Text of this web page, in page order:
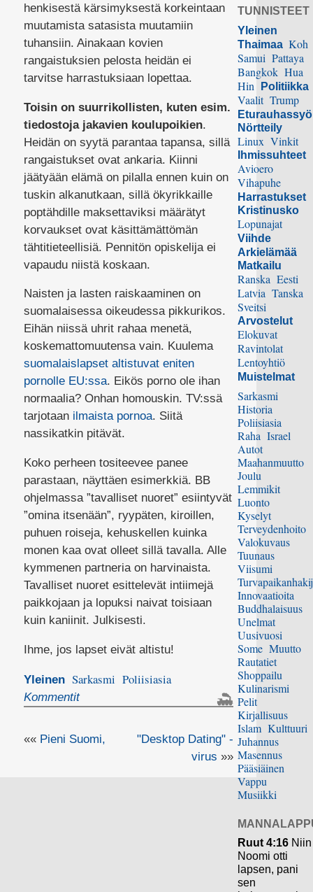
henkisestä kärsimyksestä korkeintaan
muutamista satasista muutamiin
tuhansiin. Ainakaan kovien
rangaistuksien pelosta heidän ei
tarvitse harrastuksiaan lopettaa.
Toisin on suurrikollisten, kuten esim.
tiedostoja jakavien koulupoikien.
Heidän on syytä parantaa tapansa, sillä
rangaistukset ovat ankaria. Kiinni
jäätyään elämä on pilalla ennen kuin on
tuskin alkanutkaan, sillä ökyrikkaille
poptähdille maksettaviksi määrätyt
korvaukset ovat käsittämättömän
tähtitieteellisiä. Pennitön opiskelija ei
vapaudu niistä koskaan.
Naisten ja lasten raiskaaminen on
suomalaisessa oikeudessa pikkurikos.
Eihän niissä uhrit rahaa menetä,
koskemattomuutensa vain. Kuulema
suomalaislapset altistuvat eniten
pornolle EU:ssa. Eikös porno ole ihan
normaalia? Onhan homouskin. TV:ssä
tarjotaan ilmaista pornoa. Siitä
nassikatkin pitävät.
Koko perheen tositeevee panee
parastaan, näyttäen esimerkkiä. BB
ohjelmassa ”tavalliset nuoret” esiintyvät
”omina itsenään”, ryypäten, kiroillen,
puhuen roiseja, kehuskellen kuinka
monen kaa ovat olleet sillä tavalla. Alle
kymmenen partneria on harvinaista.
Tavalliset nuoret esittelevät intiimejä
paikkojaan ja lopuksi naivat toisiaan
kuin kaniinit. Julkisesti.
Ihme, jos lapset eivät altistu!
Yleinen Sarkasmi Poliisiasia
Kommentit
«« Pieni Suomi,
"Desktop Dating" -
virus »»
TUNNISTEET
Yleinen
Thaimaa Koh
Samui Pattaya
Bangkok Hua
Hin
Politiikka
Vaalit Trump
Nörtteily
Linux Vinkit
Ihmissuhteet
Avioero
Vihapuhe
Harrastukset
Kristinusko
Lopunajat
Viihde
Arkielämää
Matkailu
Ranska Eesti
Latvia Tanska
Sveitsi
Arvostelut
Elokuvat
Ravintolat
Lentoyhtiö
Muistelmat
Sarkasmi
Historia
Poliisiasia
Raha Israel
Autot
Maahanmuutto
Joulu
Lemmikit
Luonto
Kyselyt
Terveydenhoito
Valokuvaus
Tuunaus
Viisumi
Innovaatioita
Buddhalaisuus
Unelmat
Uusivuosi
Some Muutto
Rautatiet
Shoppailu
Kulinarismi
Pelit
Kirjallisuus
Islam Kulttuuri
Juhannus
Masennus
Pääsiäinen
Vappu
Musiikki
Ruut 4:16 Niin
Noomi otti
lapsen, pani
sen